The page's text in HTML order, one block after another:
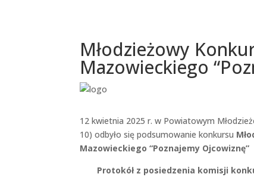
Młodzieżowy
Mazowieckiego
12 kwietnia 2025 r. w Powiatowym
10) odbyło się podsumowanie konkursu
Mazowieckiego “Poznajemy Ojcowiznę”
Protokół z posiedzenia komisji